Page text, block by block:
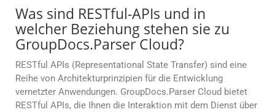
Was sind RESTful-APIs und in
welcher Beziehung stehen sie zu
GroupDocs.Parser Cloud?
RESTful APIs (Representational State Transfer) sind eine
Reihe von Architekturprinzipien für die Entwicklung
vernetzter Anwendungen. GroupDocs.Parser Cloud bietet
RESTful APIs, die Ihnen die Interaktion mit dem Dienst über